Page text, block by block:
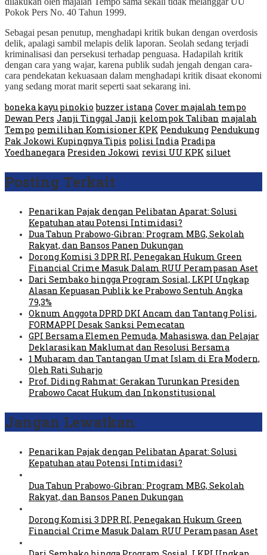
Pokok Pers No. 40 Tahun 1999.
Sebagai pesan penutup, menghadapi kritik bukan dengan overdosis
delik, apalagi sambil melapis delik laporan. Seolah sedang terjadi
kriminalisasi dan persekusi terhadap penguasa. Hadapilah kritik
dengan cara yang wajar, karena publik sudah jengah dengan cara-
cara pendekatan kekuasaan dalam menghadapi kritik disaat ekonomi
yang sedang morat marit seperti saat sekarang ini.
boneka kayu pinokio buzzer istana Cover majalah tempo
Dewan Pers Janji Tinggal Janji kelompok Taliban majalah
Tempo pemilihan Komisioner KPK Pendukung Pendukung
Pak Jokowi Kupingnya Tipis polisi India Pradipa
Yoedhanegara Presiden Jokowi revisi UU KPK siluet
Posting Terkait
Penarikan Pajak dengan Pelibatan Aparat: Solusi
Kepatuhan atau Potensi Intimidasi?
Dua Tahun Prabowo-Gibran: Program MBG, Sekolah
Rakyat, dan Bansos Panen Dukungan
Dorong Komisi 3 DPR RI, Penegakan Hukum Green
Financial Crime Masuk Dalam RUU Perampasan Aset
Dari Sembako hingga Program Sosial, LKPI Ungkap
Alasan Kepuasan Publik ke Prabowo Sentuh Angka
79,3%
Oknum Anggota DPRD DKI Ancam dan Tantang Polisi,
FORMAPPI Desak Sanksi Pemecatan
GPI Bersama Elemen Pemuda, Mahasiswa, dan Pelajar
Deklarasikan Maklumat dan Resolusi Bersama
1 Muharam dan Tantangan Umat Islam di Era Modern,
Oleh Rati Suharjo
Prof. Diding Rahmat: Gerakan Turunkan Presiden
Prabowo Cacat Hukum dan Inkonstitusional
Jangan Lewatkan
Penarikan Pajak dengan Pelibatan Aparat: Solusi
Kepatuhan atau Potensi Intimidasi?
Dua Tahun Prabowo-Gibran: Program MBG, Sekolah
Rakyat, dan Bansos Panen Dukungan
Dorong Komisi 3 DPR RI, Penegakan Hukum Green
Financial Crime Masuk Dalam RUU Perampasan Aset